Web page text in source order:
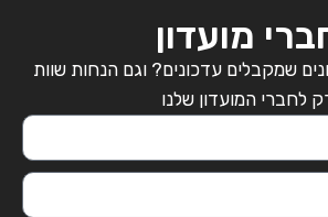
מועדון
שמקבלים עדכונים? וגם הנחות שוות
לחברי המועדון שלנו